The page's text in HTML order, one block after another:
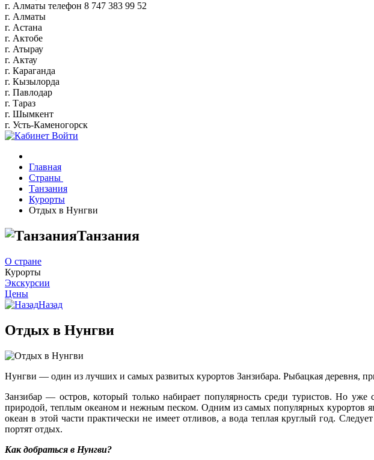
г. Алматы телефон 8 747 383 99 52
г. Алматы
г. Астана
г. Актобе
г. Атырау
г. Актау
г. Караганда
г. Кызылорда
г. Павлодар
г. Тараз
г. Шымкент
г. Усть-Каменогорск
Войти
Главная
Страны
Танзания
Курорты
Отдых в Нунгви
Танзания
О стране
Курорты
Экскурсии
Цены
Назад
Отдых в Нунгви
Нунгви — один из лучших и самых развитых курортов Занзибара. Рыбацкая деревня,
Занзибар — остров, который только набирает популярность среди туристов. Но
природой, теплым океаном и нежным песком. Одним из самых популярных курортов
океан в этой части практически не имеет отливов, а вода теплая круглый год.
портят отдых.
Как добраться в Нунгви?